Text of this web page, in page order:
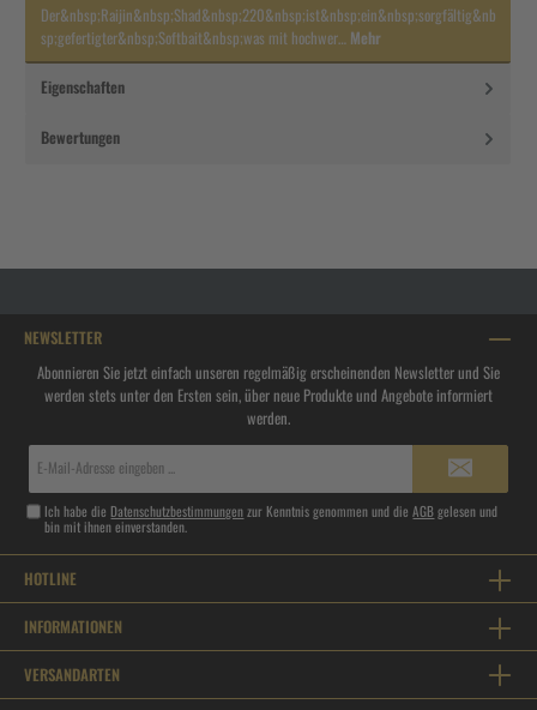
Der&nbsp;Raijin&nbsp;Shad&nbsp;220&nbsp;ist&nbsp;ein&nbsp;sorgfältig&nb
sp;gefertigter&nbsp;Softbait&nbsp;was mit hochwer… Mehr
Eigenschaften
Bewertungen
NEWSLETTER
Abonnieren Sie jetzt einfach unseren regelmäßig erscheinenden Newsletter und Sie
werden stets unter den Ersten sein, über neue Produkte und Angebote informiert
werden.
Ich habe die Datenschutzbestimmungenzur Kenntnis genommen und dieAGBgelesen und
bin mit ihnen einverstanden.
HOTLINE
INFORMATIONEN
VERSANDARTEN